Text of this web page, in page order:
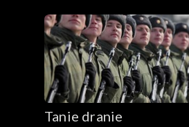
Tanie dranie